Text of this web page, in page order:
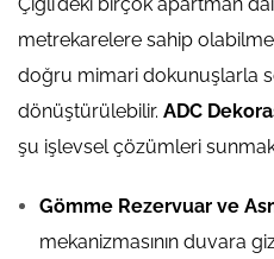
metrekarelere sahip
doğru mimari dokunuşlarla
dönüştürülebilir. ADC
şu işlevsel çözümleri
Gömme Rezervuar ve
mekanizmasının duvara